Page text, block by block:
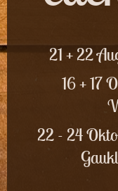
21 + 22
16 + 17
22 - 24